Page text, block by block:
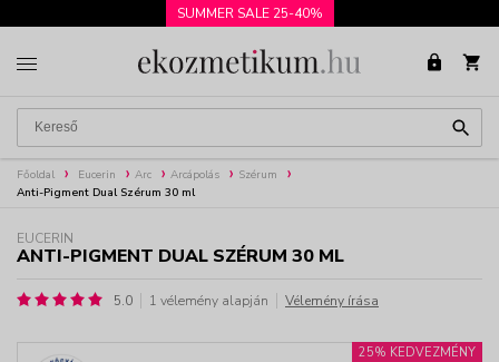
SUMMER SALE 25-40%
Főoldal Eucerin Arc Arcápolás
Szérum
Anti-Pigment Dual Szérum 30 ml
EUCERIN
ANTI-PIGMENT DUAL SZÉRUM 30 ML
5.0 1 vélemény alapján Vélemény írása
25% KEDVEZMÉNY